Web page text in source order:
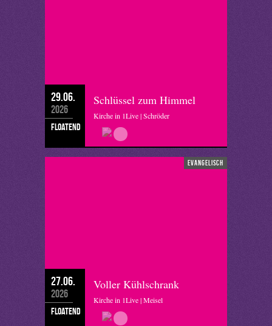
29.06.
2026
floatend
Schlüssel zum Himmel
Kirche in 1Live | Schröder
evangelisch
27.06.
2026
floatend
Voller Kühlschrank
Kirche in 1Live | Meisel